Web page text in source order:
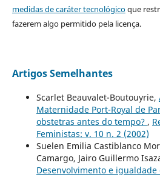
medidas de caráter tecnológicoque
fazerem algo permitido pela licença.
Artigos Semelhantes
Scarlet Beauvalet-Boutouyrie,
Maternidade Port-Royal de
obstetras antes do tempo? ,
Feministas: v. 10 n. 2 (2002)
Suelen Emilia Castiblanco
Camargo, Jairo Guillermo
Desenvolvimento e